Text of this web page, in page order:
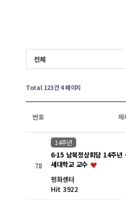
전체
Total 123건 4 페이지
번호 제
78
14주년
6·15 남북정상회담 14주
세대학교 교수
평화센터
Hit 3922